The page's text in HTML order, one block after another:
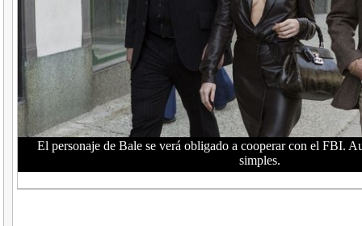
El personaje de Bale se verá obligado a cooperar con el FBI.
simples.